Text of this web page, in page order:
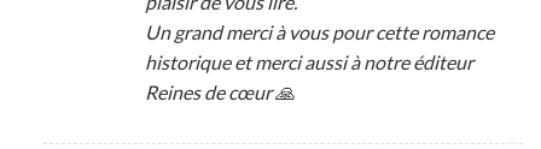
Un grand merci à vous pour cette romance
historique et merci aussi à notre éditeur
Reines de cœur 🙏